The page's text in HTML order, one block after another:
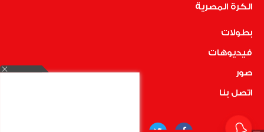
الكرة المصرية
بطولات
فيديوهات
صور
اتصل بنا